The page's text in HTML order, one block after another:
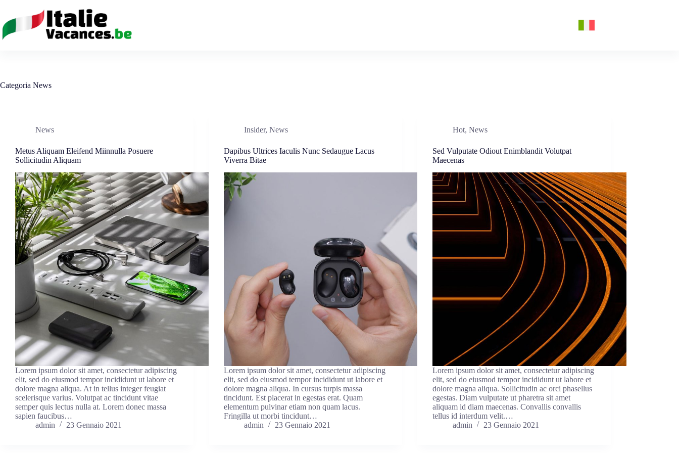
contenuto
Categoria News
News
Metus Aliquam Eleifend Miinnulla Posuere
Sollicitudin Aliquam
Lorem ipsum dolor sit amet, consectetur adipiscing
elit, sed do eiusmod tempor incididunt ut labore et
dolore magna aliqua. At in tellus integer feugiat
scelerisque varius. Volutpat ac tincidunt vitae
semper quis lectus nulla at. Lorem donec massa
sapien faucibus…
admin
23 Gennaio 2021
Insider,News
Dapibus Ultrices Iaculis Nunc Sedaugue Lacus
Viverra Bitae
Lorem ipsum dolor sit amet, consectetur adipiscing
elit, sed do eiusmod tempor incididunt ut labore et
dolore magna aliqua. In cursus turpis massa
tincidunt. Est placerat in egestas erat. Quam
elementum pulvinar etiam non quam lacus.
Fringilla ut morbi tincidunt…
admin
23 Gennaio 2021
Hot,News
Sed Vulputate Odiout Enimblandit Volutpat
Maecenas
Lorem ipsum dolor sit amet, consectetur adipiscing
elit, sed do eiusmod tempor incididunt ut labore et
dolore magna aliqua. Sollicitudin ac orci phasellus
egestas. Diam vulputate ut pharetra sit amet
aliquam id diam maecenas. Convallis convallis
tellus id interdum velit.…
admin
23 Gennaio 2021